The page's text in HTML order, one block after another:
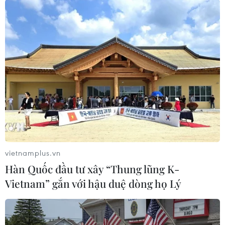
(TTXVN/Vietnam+)
#giải trừ quân bị
#vũ khí hủy diệt
vietnamplus.vn
Hàn Quốc đầu tư xây “Thung lũng K-
Vietnam” gắn với hậu duệ dòng họ Lý